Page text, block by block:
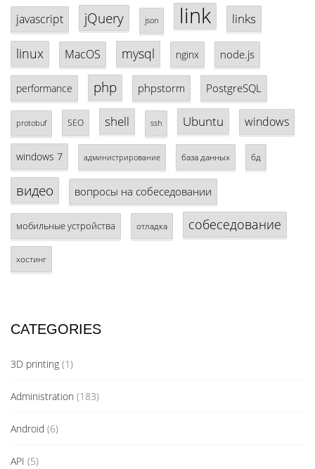
javascript jQuery json link links
linux MacOS mysql nginx node.js
performance php phpstorm PostgreSQL
protobuf SEO shell ssh Ubuntu windows
windows 7 администрирование база данных бд
видео вопросы на собеседовании
мобильные устройства отладка собеседование
хостинг
CATEGORIES
3D printing (1)
Administration (183)
Android (6)
API (5)